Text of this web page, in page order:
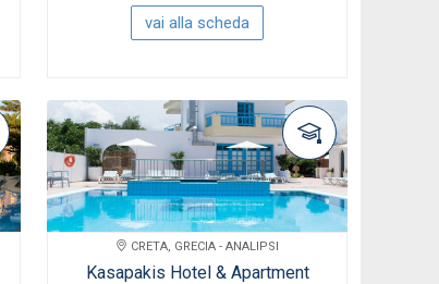
vai alla scheda
CRETA, GRECIA - ANALIPSI
Kasapakis Hotel & Apartment